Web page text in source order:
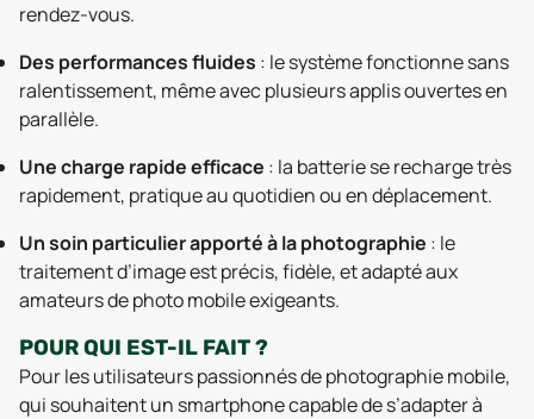
rendez-vous.
Des performances fluides : le système fonctionne sans
ralentissement, même avec plusieurs applis ouvertes en
parallèle.
Une charge rapide efficace : la batterie se recharge très
rapidement, pratique au quotidien ou en déplacement.
Un soin particulier apporté à la photographie : le
traitement d’image est précis, fidèle, et adapté aux
amateurs de photo mobile exigeants.
POUR QUI EST-IL FAIT ?
Pour les utilisateurs passionnés de photographie mobile,
qui souhaitent un smartphone capable de s’adapter à